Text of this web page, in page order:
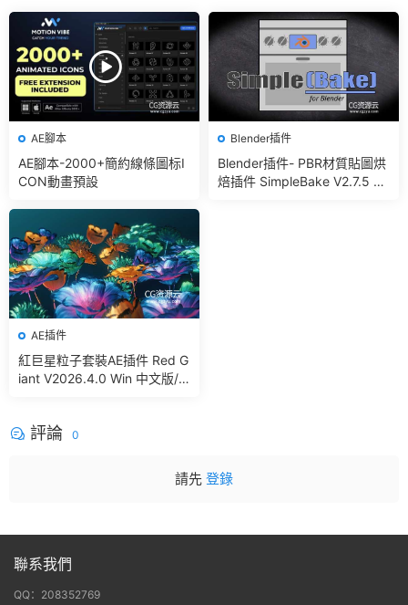
AE腳本
AE腳本-2000+簡約線條圖标I
CON動畫預設
Blender插件
Blender插件- PBR材質貼圖烘
焙插件 SimpleBake V2.7.5 –
AE插件
紅巨星粒子套裝AE插件 Red G
iant V2026.4.0 Win 中文版/
評論 0
請先 登錄
聯系我們
QQ：208352769